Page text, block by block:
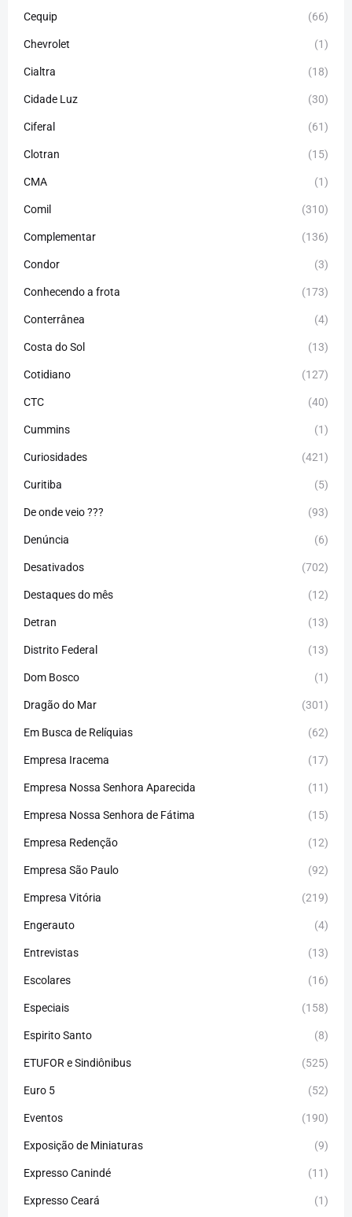
Cequip (66)
Chevrolet (1)
Cialtra (18)
Cidade Luz (30)
Ciferal (61)
Clotran (15)
CMA (1)
Comil (310)
Complementar (136)
Condor (3)
Conhecendo a frota (173)
Conterrânea (4)
Costa do Sol (13)
Cotidiano (127)
CTC (40)
Cummins (1)
Curiosidades (421)
Curitiba (5)
De onde veio ??? (93)
Denúncia (6)
Desativados (702)
Destaques do mês (12)
Detran (13)
Distrito Federal (13)
Dom Bosco (1)
Dragão do Mar (301)
Em Busca de Relíquias (62)
Empresa Iracema (17)
Empresa Nossa Senhora Aparecida (11)
Empresa Nossa Senhora de Fátima (15)
Empresa Redenção (12)
Empresa São Paulo (92)
Empresa Vitória (219)
Engerauto (4)
Entrevistas (13)
Escolares (16)
Especiais (158)
Espirito Santo (8)
ETUFOR e Sindiônibus (525)
Euro 5 (52)
Eventos (190)
Exposição de Miniaturas (9)
Expresso Canindé (11)
Expresso Ceará (1)